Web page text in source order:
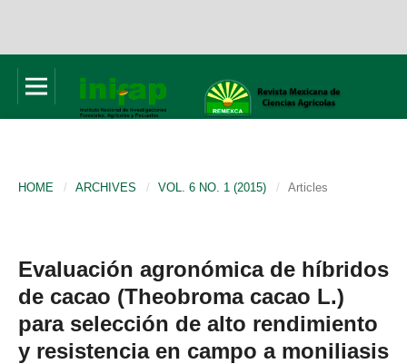
HOME / ARCHIVES / VOL. 6 NO. 1 (2015) / Articles
Evaluación agronómica de híbridos
de cacao (Theobroma cacao L.)
para selección de alto rendimiento
y resistencia en campo a moniliasis